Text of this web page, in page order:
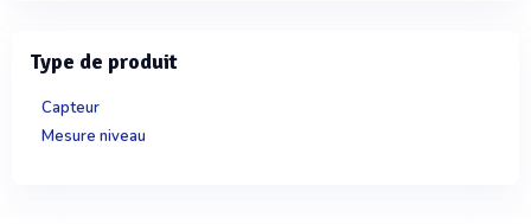
Type de produit
Capteur
Mesure niveau